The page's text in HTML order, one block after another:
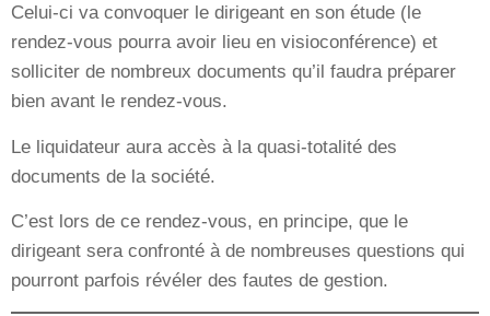
Celui-ci va convoquer le dirigeant en son étude (le
rendez-vous pourra avoir lieu en visioconférence) et
solliciter de nombreux documents qu’il faudra préparer
bien avant le rendez-vous.
Le liquidateur aura accès à la quasi-totalité des
documents de la société.
C’est lors de ce rendez-vous, en principe, que le
dirigeant sera confronté à de nombreuses questions qui
pourront parfois révéler des fautes de gestion.